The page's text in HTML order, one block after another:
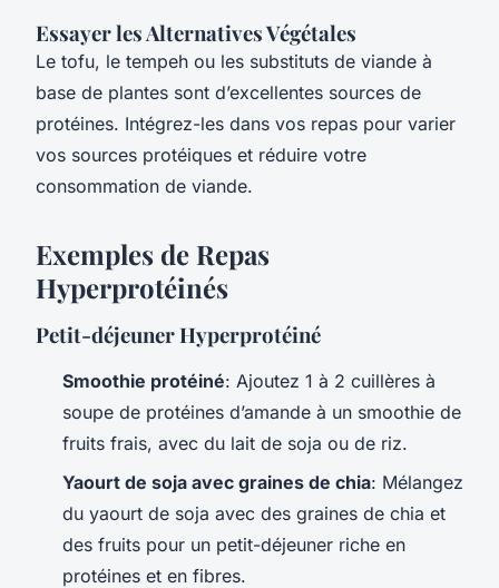
Essayer les Alternatives Végétales
Le tofu, le tempeh ou les substituts de viande à
base de plantes sont d’excellentes sources de
protéines. Intégrez-les dans vos repas pour varier
vos sources protéiques et réduire votre
consommation de viande.
Exemples de Repas
Hyperprotéinés
Petit-déjeuner Hyperprotéiné
Smoothie protéiné: Ajoutez 1 à 2 cuillères à
soupe de protéines d’amande à un smoothie de
fruits frais, avec du lait de soja ou de riz.
Yaourt de soja avec graines de chia: Mélangez
du yaourt de soja avec des graines de chia et
des fruits pour un petit-déjeuner riche en
protéines et en fibres.